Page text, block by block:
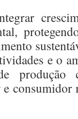
e o
consumidor